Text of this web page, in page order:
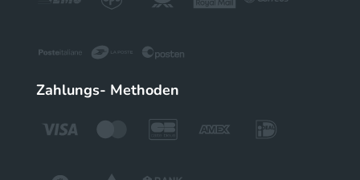
Zahlungs- Methoden